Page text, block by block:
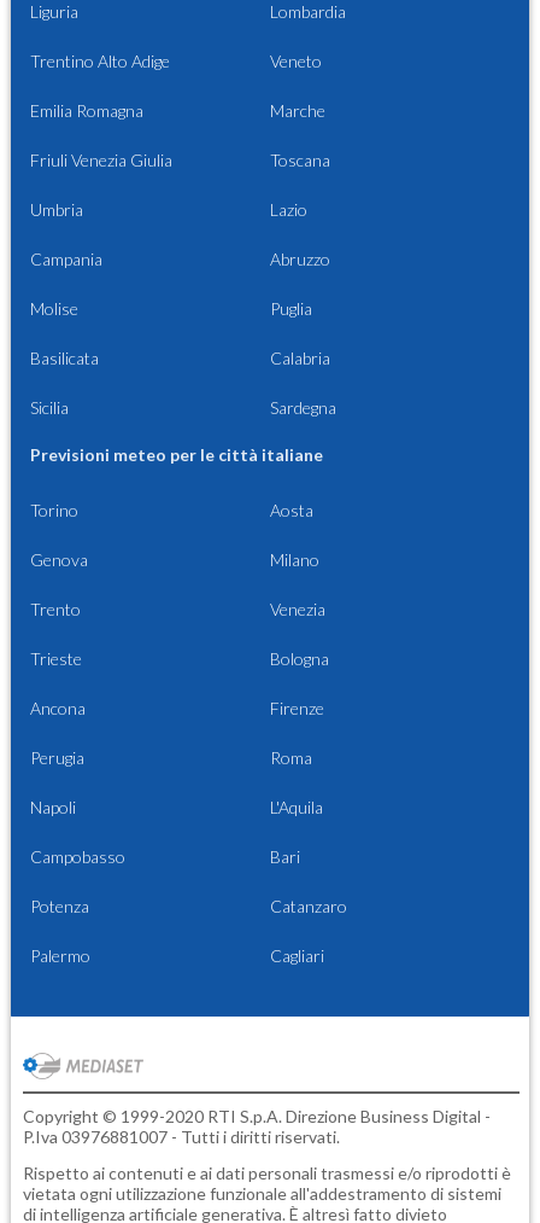
Liguria Lombardia
Trentino Alto Adige Veneto
Emilia Romagna Marche
Friuli Venezia Giulia Toscana
Umbria Lazio
Campania Abruzzo
Molise Puglia
Basilicata Calabria
Sicilia Sardegna
Previsioni meteo per le città italiane
Torino Aosta
Genova Milano
Trento Venezia
Trieste Bologna
Ancona Firenze
Perugia Roma
Napoli L'Aquila
Campobasso Bari
Potenza Catanzaro
Palermo Cagliari
Copyright © 1999-2020 RTI S.p.A. Direzione Business Digital -
P.Iva 03976881007 - Tutti i diritti riservati.
Rispetto ai contenuti e ai dati personali trasmessi e/o riprodotti è
vietata ogni utilizzazione funzionale all'addestramento di sistemi
di intelligenza artificiale generativa. È altresì fatto divieto